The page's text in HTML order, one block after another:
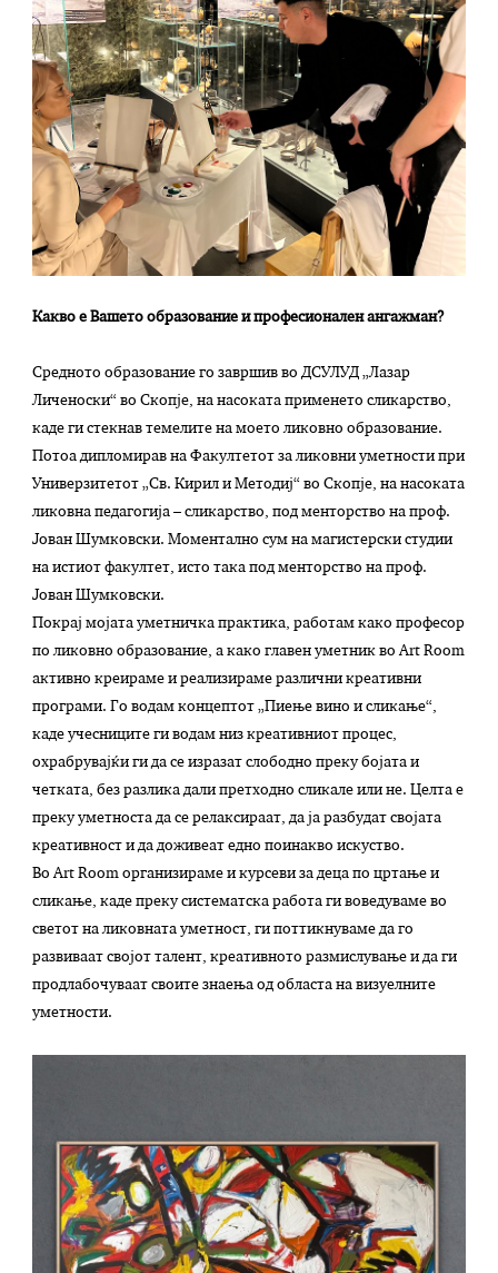
Какво е Вашето образование и професионален ангажман?
Средното образование го завршив во ДСУЛУД „Лазар
Личеноски“ во Скопје, на насоката применето сликарство,
каде ги стекнав темелите на моето ликовно образование.
Потоа дипломирав на Факултетот за ликовни уметности при
Универзитетот „Св. Кирил и Методиј“ во Скопје, на насоката
ликовна педагогија – сликарство, под менторство на проф.
Јован Шумковски. Моментално сум на магистерски студии
на истиот факултет, исто така под менторство на проф.
Јован Шумковски.
Покрај мојата уметничка практика, работам како професор
по ликовно образование, а како главен уметник во Art Room
активно креирамe и реализирамe различни креативни
програми. Го водам концептот „Пиење вино и сликање“,
каде учесниците ги водам низ креативниот процес,
охрабрувајќи ги да се изразат слободно преку бојата и
четката, без разлика дали претходно сликале или не. Целта е
преку уметноста да се релаксираат, да ја разбудат својата
креативност и да доживеат едно поинакво искуство.
Во Art Room организираме и курсеви за деца по цртање и
сликање, каде преку систематска работа ги воведуваме во
светот на ликовната уметност, ги поттикнуваме да го
развиваат својот талент, креативното размислување и да ги
продлабочуваат своите знаења од областа на визуелните
уметности.